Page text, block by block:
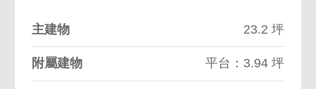
主建物 23.2 坪
附屬建物 平台：3.94 坪